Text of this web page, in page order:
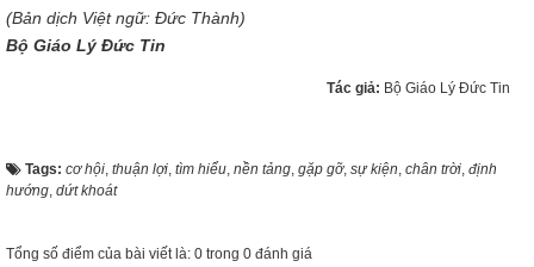
(Bản dịch Việt ngữ: Đức Thành)
Bộ Giáo Lý Đức Tin
Tác giả: Bộ Giáo Lý Đức Tin
Tags: cơ hội, thuận lợi, tìm hiểu, nền tảng, gặp gỡ, sự kiện, chân trời, định
hướng, dứt khoát
Tổng số điểm của bài viết là: 0 trong 0 đánh giá